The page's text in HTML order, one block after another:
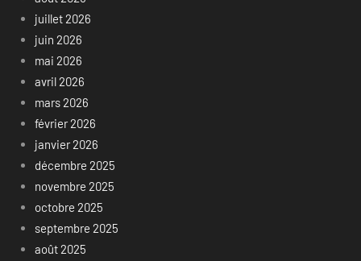
juillet 2026
juin 2026
mai 2026
avril 2026
mars 2026
février 2026
janvier 2026
décembre 2025
novembre 2025
octobre 2025
septembre 2025
août 2025